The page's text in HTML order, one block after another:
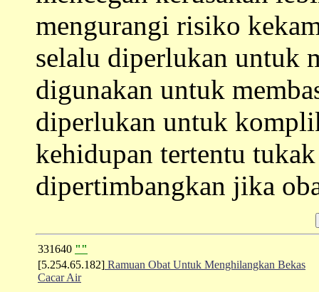
mengurangi risiko
selalu diperlukan untuk
digunakan untuk
diperlukan untuk
kehidupan tertentu
dipertimbangkan jika
331640 ""
[5.254.65.182] Ramuan Obat Untuk Menghilangkan Bekas
Cacar Air